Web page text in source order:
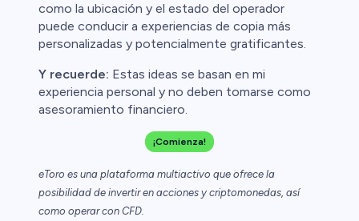
como la ubicación y el estado del operador
puede conducir a experiencias de copia más
personalizadas y potencialmente gratificantes.
Y recuerde: Estas ideas se basan en mi
experiencia personal y no deben tomarse como
asesoramiento financiero.
¡Comienza!
eToro es una plataforma multiactivo que ofrece la
posibilidad de invertir en acciones y criptomonedas, así
como operar con CFD.